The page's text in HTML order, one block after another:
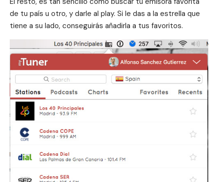
de tu país u otro, y darle al play. Si le das a la estrella que
tiene a su lado, conseguirás añadirla a tus favoritos.